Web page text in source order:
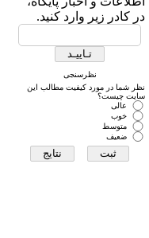
در کادر زیر وارد کنید.
نظرسنجی
نظر شما در مورد کیفیت مطالب این
سایت چیست؟
عالی
خوب
متوسط
ضعیف